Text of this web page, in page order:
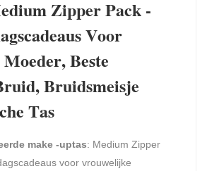
Zipper Pack -
Voor
Beste
Bruidsmeisje
Tas
make -uptas: Medium Zipper
voor vrouwelijke